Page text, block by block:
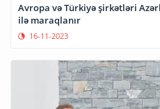
Avropa və Türkiyə şirkətləri
ilə maraqlanır
16-11-2023